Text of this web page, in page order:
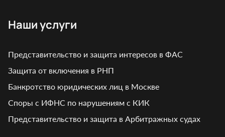
Наши услуги
Представительство и защита интересов в ФАС
Защита от включения в РНП
Банкротство юридических лиц в Москве
Споры с ИФНС по нарушениям с КИК
Представительство и защита в Арбитражных судах